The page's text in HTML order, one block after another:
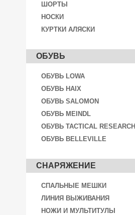
ШОРТЫ
НОСКИ
КУРТКИ АЛЯСКИ
ОБУВЬ
ОБУВЬ LOWA
ОБУВЬ HAIX
ОБУВЬ SALOMON
ОБУВЬ MEINDL
ОБУВЬ TACTICAL RESEARCH
ОБУВЬ BELLEVILLE
СНАРЯЖЕНИЕ
СПАЛЬНЫЕ МЕШКИ
ЛИНИЯ ВЫЖИВАНИЯ
НОЖИ И МУЛЬТИТУЛЫ